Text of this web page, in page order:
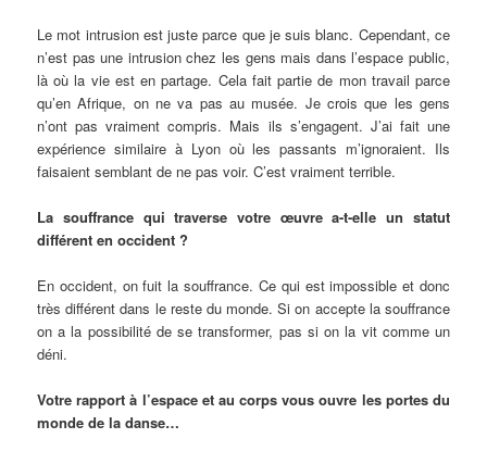
Le mot intrusion est juste parce que je suis blanc. Cependant, ce
n’est pas une intrusion chez les gens mais dans l’espace public,
là où la vie est en partage. Cela fait partie de mon travail parce
qu’en Afrique, on ne va pas au musée. Je crois que les gens
n’ont pas vraiment compris. Mais ils s’engagent. J’ai fait une
expérience similaire à Lyon où les passants m’ignoraient. Ils
faisaient semblant de ne pas voir. C’est vraiment terrible.
La souffrance qui traverse votre œuvre a-t-elle un statut
différent en occident ?
En occident, on fuit la souffrance. Ce qui est impossible et donc
très différent dans le reste du monde. Si on accepte la souffrance
on a la possibilité de se transformer, pas si on la vit comme un
déni.
Votre rapport à l’espace et au corps vous ouvre les portes du
monde de la danse…